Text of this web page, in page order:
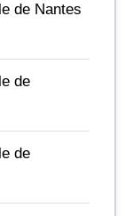
de Nantes
de
de